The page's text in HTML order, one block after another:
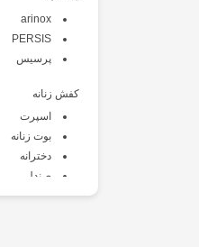
arinox
PERSIS
پرسیس
کفش زنانه
اسپرت
بوت زنانه
دخترانه
صندل
طبی